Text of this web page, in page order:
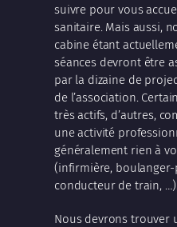
suivre pour vous
sanitaire. Mais aussi,
cabine étant
séances devront être
par la dizaine de
de l’association.
très actifs, d’autres,
une activité
généralement rien à
(infirmière,
conducteur de train,
Nous devrons trouver